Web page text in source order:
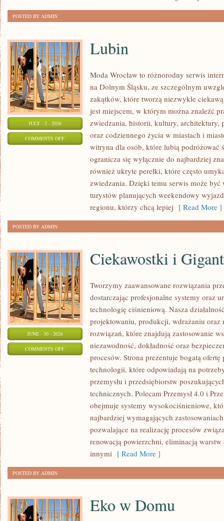
POSTED BY ADMIN
JULY - 2 - 2026
COMMENTS OFFON
Lubin
Moda Wrocław to różnorodny serwis
na Dolnym Śląsku, ze szczególnym
zakątków, które tworzą niezwykle
jest miejscem, w którym można znaleźć
zwiedzania, historii, kultury, architektury,
oraz codziennego życia w miastach i
witryna dla osób, które lubią podróżować
ogranicza się wyłącznie do najbardziej
również ukryte perełki, które często
zwiedzania. Dzięki temu serwis może
turystów planujących weekendowy
regionu, którzy chcą lepiej [ Read More ]
POSTED BY ADMIN
JUNE - 30 - 2026
COMMENTS OFFON
CIEKAWOSTKI
Ciekawostki i
Tworzymy zaawansowane rozwiązania
dostarczając profesjonalne systemy oraz
technologię ciśnieniową. Nasza
projektowaniu, produkcji, wdrażaniu oraz
rozwiązań, które znajdują zastosowanie
niezawodność, dokładność oraz
procesów. Strona prezentuje bogatą ofertę
technologii, które odpowiadają na
przemysłu i przedsiębiorstw
technicznych. Polecam Przemysł 4.0 i
obejmuje systemy wysokociśnieniowe,
najbardziej wymagających
pozwalające na realizację procesów
renowacją powierzchni, eliminacją
innymi [ Read More ]
POSTED BY ADMIN
Eko w Domu